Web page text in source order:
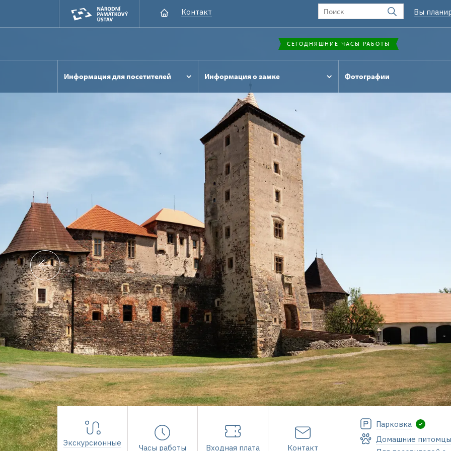
Контакт Вы
СЕГОДНЯШНИЕ ЧАСЫ РАБОТЫ
Информация для посетителей Информация о замке Фотографии
Экскурсионные
Часы работы Входная плата Контакт
Парковка
Домашние питомцы